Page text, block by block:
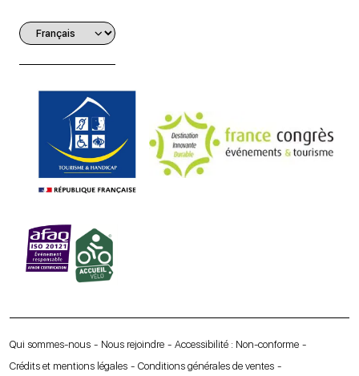
Qui sommes-nous Nous rejoindre
Accessibilité : Non-conforme
Crédits et mentions légales
Conditions générales de ventes